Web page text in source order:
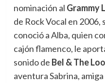
nominación al Grammy
de Rock Vocal en 2006,
conoció a Alba, quien
cajón flamenco, le
sonido de Bel & The
aventura Sabrina,